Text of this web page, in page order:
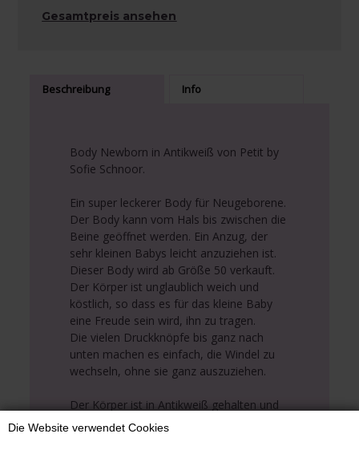
Die Website verwendet Cookies
Gesamtpreis ansehen
Beschreibung Info
Body Newborn in Antikweiß von Petit by
Sofie Schnoor.
Ein super leckerer Body für Neugeborene.
Der Body kann vom Hals bis zwischen die
Beine geöffnet werden. Ein Anzug, der
sehr kleinen Babys leicht anzuziehen ist.
Dieser Body wird ab Größe 50 verkauft.
Der Körper ist unglaublich weich und
köstlich, so dass es für das kleine Baby
eine Freude sein wird, ihn zu tragen.
Die vielen Druckknöpfe bis ganz nach
unten machen es einfach, die Windel zu
wechseln, ohne sie ganz auszuziehen.
Der Körper ist in Antikweiß gehalten und
hat einen süßen Aufdruck aus kleinen